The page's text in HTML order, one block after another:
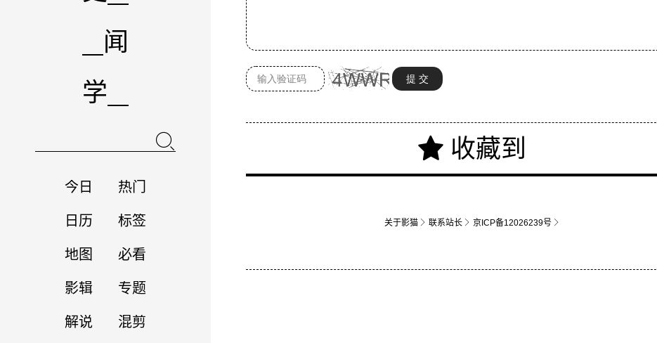
闻
学
今日 热门
日历 标签
地图 必看
影辑 专题
解说 混剪
关于影猫 联系站长 京ICP备12026239号